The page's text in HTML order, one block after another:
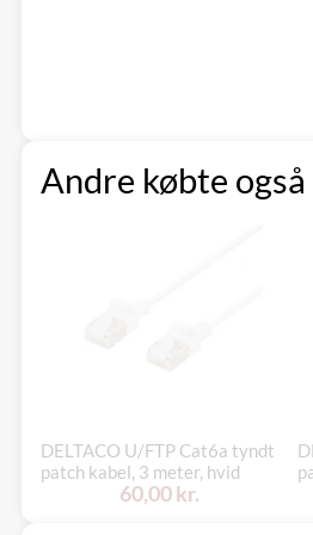
Andre købte også
DELTACO U/FTP Cat6a tyndt
patch kabel, 3 meter, hvid
60,00 kr.